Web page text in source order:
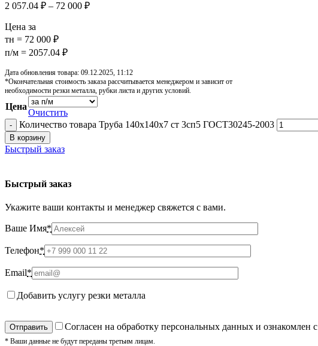
2 057.04 ₽ – 72 000 ₽
Цена за
тн = 72 000 ₽
п/м = 2057.04 ₽
Дата обновления товара: 09.12.2025, 11:12
*Окончательная стоимость заказа рассчитывается менеджером и зависит от
необходимости резки металла, рубки листа и других условий.
Цена
Очистить
Количество товара Труба 140х140х7 ст 3сп5 ГОСТ30245-2003
В корзину
Быстрый заказ
Быстрый заказ
Укажите ваши контакты и менеджер свяжется с вами.
Ваше Имя*
Телефон*
Email*
Добавить услугу резки металла
Cогласен на обработку персональных данных и ознакомлен с
* Ваши данные не будут переданы третьим лицам.